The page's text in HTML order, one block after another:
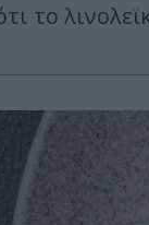
το